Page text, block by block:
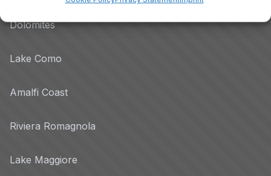
Dolomites
Lake Como
Amalfi Coast
Riviera Romagnola
Lake Maggiore